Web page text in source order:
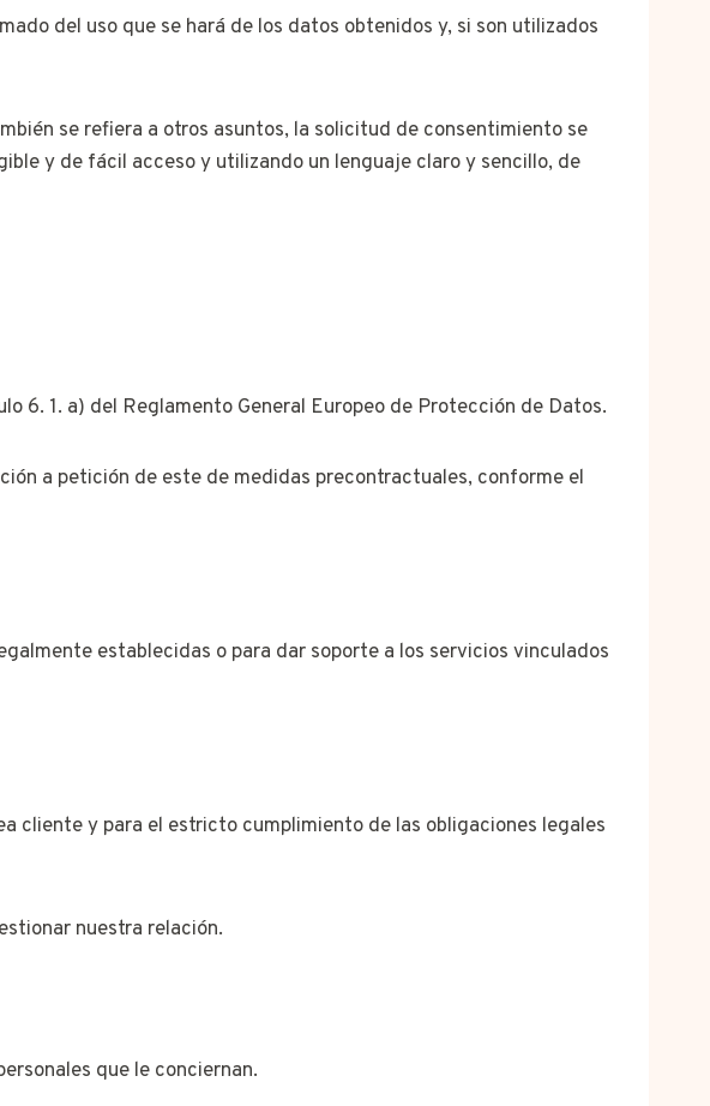
del uso que se hará de los datos obtenidos y, si son utilizados
se refiera a otros asuntos, la solicitud de consentimiento se
y de fácil acceso y utilizando un lenguaje claro y sencillo, de
6. 1. a) del Reglamento General Europeo de Protección de Datos.
a petición de este de medidas precontractuales, conforme el
establecidas o para dar soporte a los servicios vinculados
cliente y para el estricto cumplimiento de las obligaciones legales
nuestra relación.
que le conciernan.